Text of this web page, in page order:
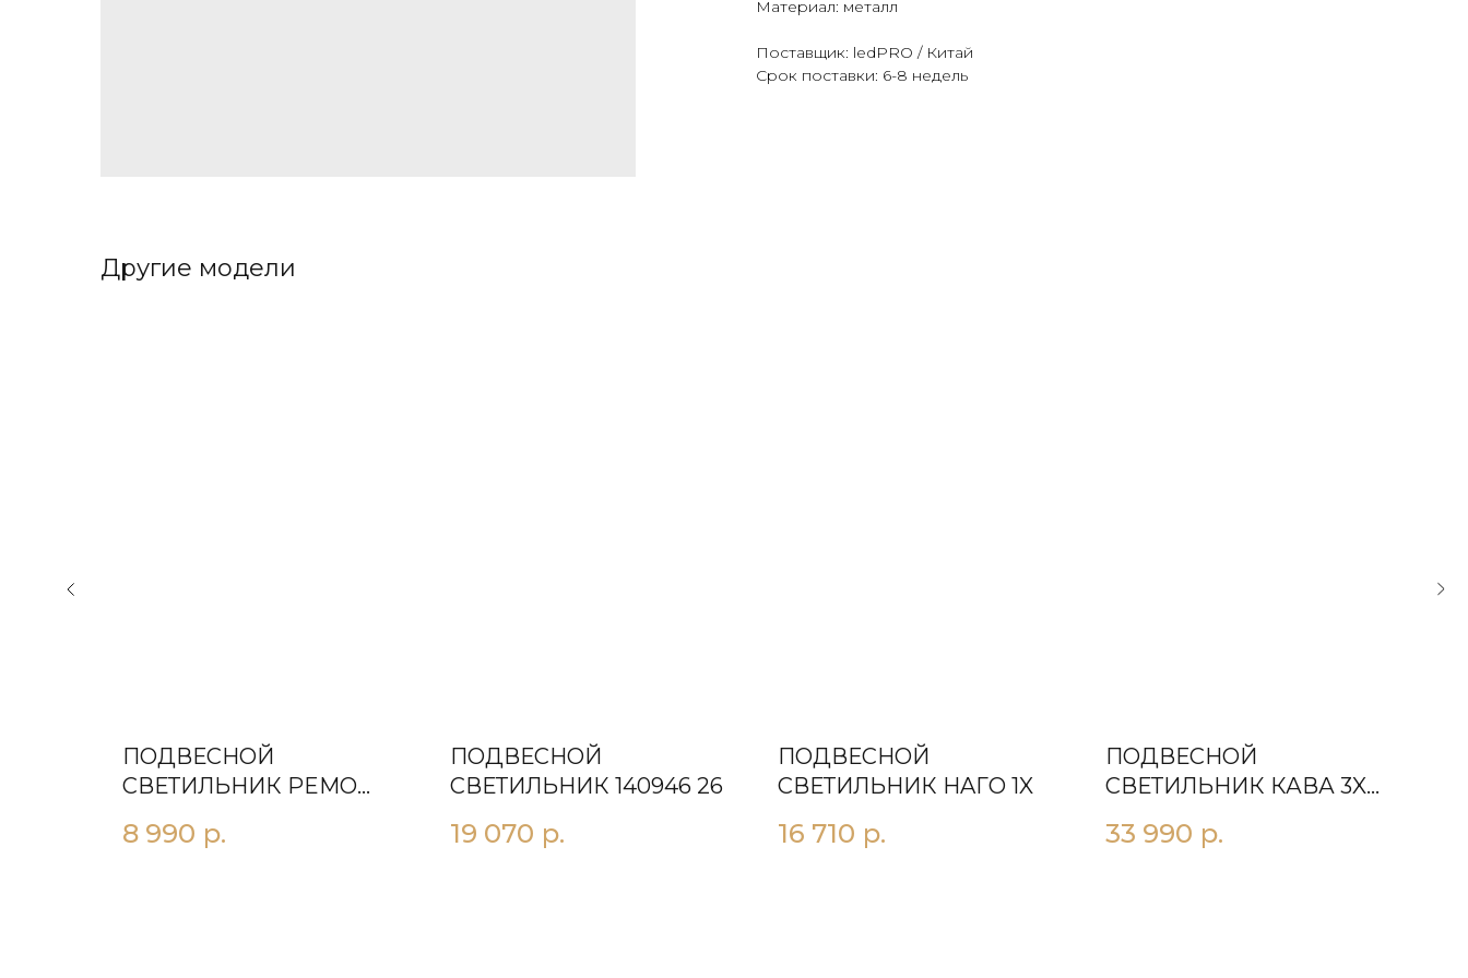
Материал: металл
Поставщик: ledPRO / Китай
Срок поставки: 6-8 недель
Другие модели
ПОДВЕСНОЙ
СВЕТИЛЬНИК РEMO
8 990 р.
ПОДВЕСНОЙ
СВЕТИЛЬНИК 140946 26
19 070 р.
ПОДВЕСНОЙ
СВЕТИЛЬНИК НAГO 1X
16 710 р.
ПОДВЕСНОЙ
СВЕТИЛЬНИК КАВА 3X
33 990 р.